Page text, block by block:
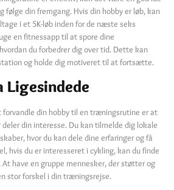
din fremgang. Hvis din hobby er løb, kan
i et 5K-løb inden for de næste seks
en fitnessapp til at spore dine
du forbedrer dig over tid. Dette kan
og holde dig motiveret til at fortsætte.
Ligesindede
forvandle din hobby til en træningsrutine er at
din interesse. Du kan tilmelde dig lokale
hvor du kan dele dine erfaringer og få
hvis du er interesseret i cykling, kan du finde
have en gruppe mennesker, der støtter og
stor forskel i din træningsrejse.